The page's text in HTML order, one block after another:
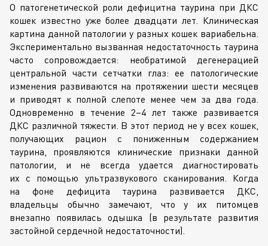
О патогенетической роли дефицитна таурина при ДКС
кошек известно уже более двадцати лет. Клиническая
картина данной патологии у разных кошек вариабельна.
Экспериментально вызванная недостаточность таурина
часто сопровождается: необратимой дегенерацией
центральной части сетчатки глаз: ее патологические
изменения развиваются на протяжении шести месяцев
и приводят к полной слепоте менее чем за два года.
Одновременно в течение 2–4 лет также развивается
ДКС различной тяжести. В этот период не у всех кошек,
получающих рацион с пониженным содержанием
таурина, проявляются клинические признаки данной
патологии, и не всегда удается диагностировать
их с помощью ультразвукового сканирования. Когда
на фоне дефицита таурина развивается ДКС,
владельцы обычно замечают, что у их питомцев
внезапно появилась одышка (в результате развития
застойной сердечной недостаточности).